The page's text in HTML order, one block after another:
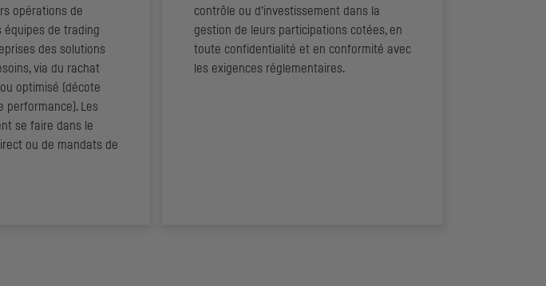
opérations de
équipes de trading
des solutions
via du rachat
optimisé (décote
performance). Les
se faire dans le
ou de mandats de
contrôle ou d’investissement dans la
gestion de leurs participations cotées, en
toute confidentialité et en conformité avec
les exigences réglementaires.